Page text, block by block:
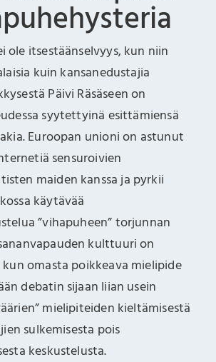
ole itsestäänselvyys, kun niin
kuin kansanedustajia
Päivi Räsäseen on
syytettyinä esittämiensä
Euroopan unioni on astunut
sensuroivien
maiden kanssa ja pyrkii
käytävää
”vihapuheen” torjunnan
kulttuuri on
kun omasta poikkeava mielipide
debatin sijaan liian usein
mielipiteiden kieltämisestä
sulkemisesta pois
keskustelusta.